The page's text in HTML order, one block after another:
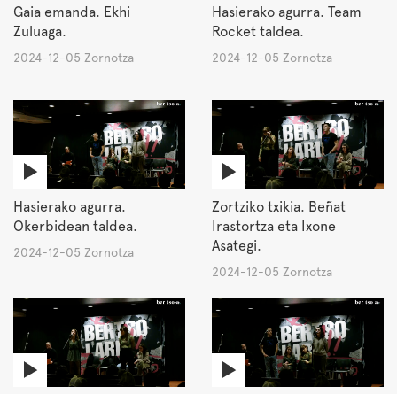
Gaia emanda. Ekhi
Zuluaga.
2024-12-05 Zornotza
Hasierako agurra. Team
Rocket taldea.
2024-12-05 Zornotza
Hasierako agurra.
Okerbidean taldea.
2024-12-05 Zornotza
Zortziko txikia. Beñat
Irastortza eta Ixone
Asategi.
2024-12-05 Zornotza